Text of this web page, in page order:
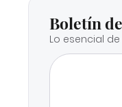
Boletín
Lo esencial